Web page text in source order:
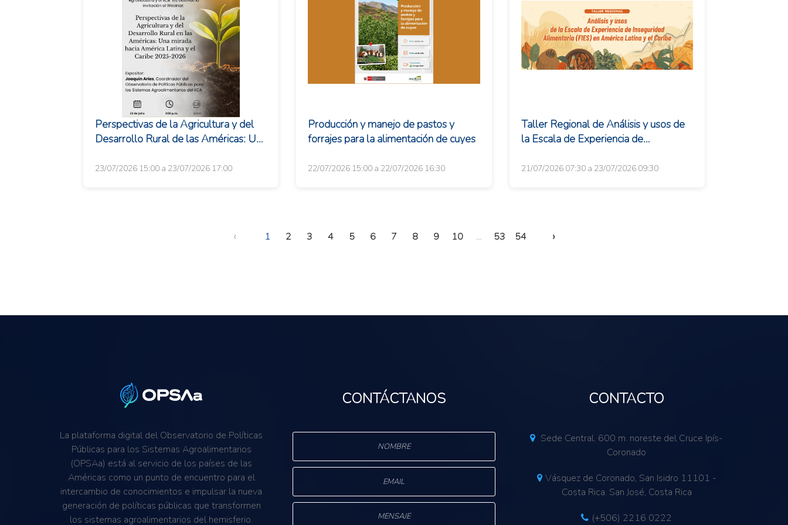
Perspectivas de la Agricultura y del
Desarrollo Rural de las Américas: Una
Caribe 202...
23/07/2026 15:00 a 23/07/2026 17:00
Producción y manejo de pastos y
forrajes para la alimentación de cuyes
22/07/2026 15:00 a 22/07/2026 16:30
Taller Regional de Análisis y usos de
la Escala de Experiencia de
América Latina y e...
21/07/2026 07:30 a 23/07/2026 09:30
‹ 1 2 3 4 5 6 7 8 9 10 ... 53 54 ›
La plataforma digital del Observatorio de Políticas
Públicas para los Sistemas Agroalimentarios
(OPSAa) está al servicio de los países de las
Américas como un punto de encuentro para el
intercambio de conocimientos e impulsar la nueva
generación de políticas públicas que transformen
los sistemas agroalimentarios del hemisferio.
CONTÁCTANOS CONTACTO
Sede Central. 600 m. noreste del Cruce Ipís-
Coronado
Vásquez de Coronado, San Isidro 11101 -
Costa Rica. San José, Costa Rica
(+506) 2216 0222